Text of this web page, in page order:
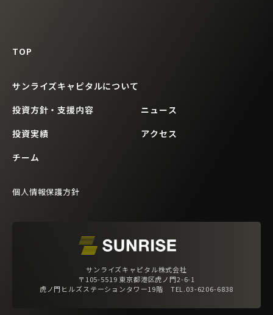
TOP
サンライズキャピタルについて
投資方針・支援内容
投資実績
チーム
ニュース
アクセス
個人情報保護方針
サンライズキャピタル株式会社
〒105-5519 東京都港区虎ノ門2-6-1
虎ノ門ヒルズステーションタワー19階 TEL.03-6206-6838